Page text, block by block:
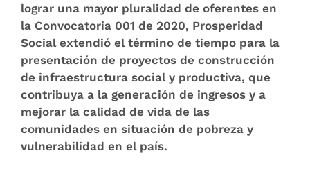
lograr una mayor pluralidad de oferentes en
la Convocatoria 001 de 2020, Prosperidad
Social extendió el término de tiempo para la
presentación de proyectos de construcción
de infraestructura social y productiva, que
contribuya a la generación de ingresos y a
mejorar la calidad de vida de las
comunidades en situación de pobreza y
vulnerabilidad en el país.